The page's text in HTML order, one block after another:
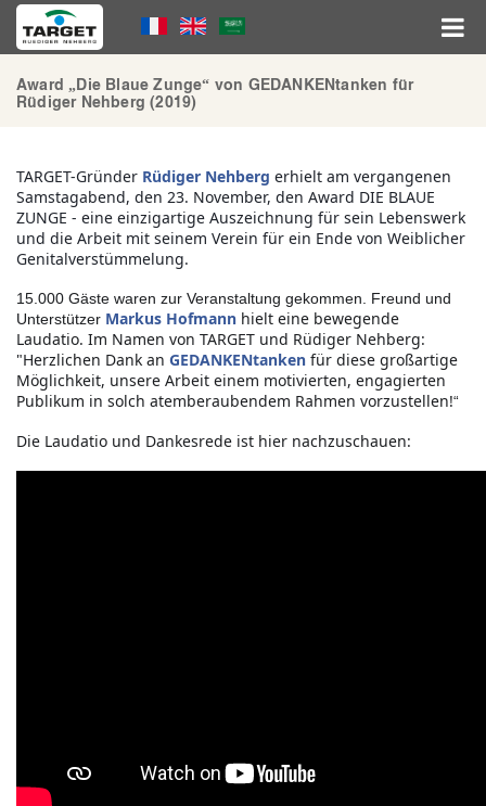
Direkt
zum
Inhalt
Language
Menu
Hauptnavigation
Award „Die Blaue Zunge“ von GEDANKENtanken für
Rüdiger Nehberg (2019)
TARGET-Gründer Rüdiger Nehberg erhielt am vergangenen
Samstagabend, den 23. November, den Award DIE BLAUE
ZUNGE - eine einzigartige Auszeichnung für sein Lebenswerk
und die Arbeit mit seinem Verein für ein Ende von Weiblicher
Genitalverstümmelung.
15.000 Gäste waren zur Veranstaltung gekommen. Freund und
Unterstützer Markus Hofmann hielt eine bewegende
Laudatio. Im Namen von TARGET und Rüdiger Nehberg:
"Herzlichen Dank an GEDANKENtanken für diese großartige
Möglichkeit, unsere Arbeit einem motivierten, engagierten
Publikum in solch atemberaubendem Rahmen vorzustellen!“
Die Laudatio und Dankesrede ist hier nachzuschauen: